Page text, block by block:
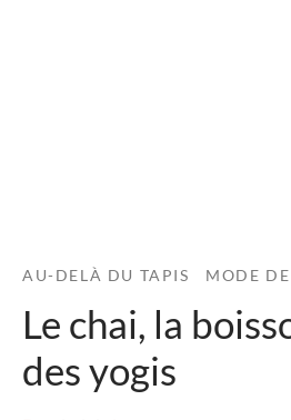
AU-DELÀ DU TAPIS MODE
Le chai, la
des yogis